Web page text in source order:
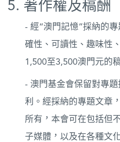
5. 著作權及稿酬
- 經“澳門記憶”採納的
確性、可讀性、趣味性
1,500至3,500澳門元的
- 澳門基金會保留對專
利。經採納的專題文章
所有，本會可在包括但
子媒體，以及在各種文